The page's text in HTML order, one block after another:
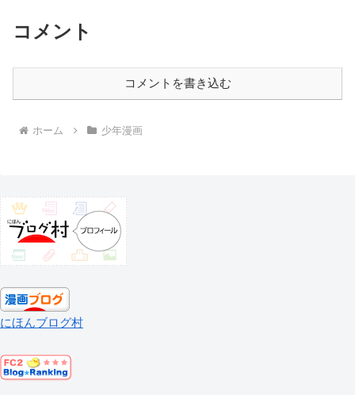
コメント
コメントを書き込む
ホーム 少年漫画
にほんブログ村